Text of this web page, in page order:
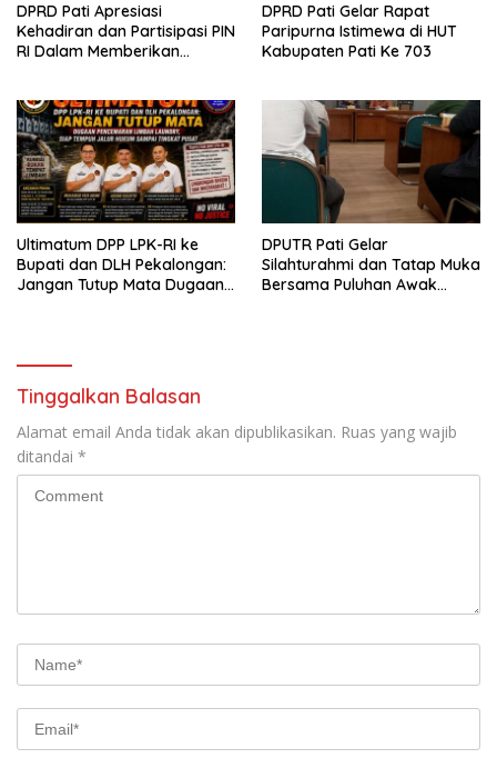
DPRD Pati Apresiasi
Kehadiran dan Partisipasi PIN
RI Dalam Memberikan
DPRD Pati Gelar Rapat
Paripurna Istimewa di HUT
Kabupaten Pati Ke 703
Ultimatum DPP LPK-RI ke
Bupati dan DLH Pekalongan:
Jangan Tutup Mata Dugaan
DPUTR Pati Gelar
Silahturahmi dan Tatap Muka
Bersama Puluhan Awak
Tinggalkan Balasan
Alamat email Anda tidak akan dipublikasikan. Ruas yang wajib
ditandai *